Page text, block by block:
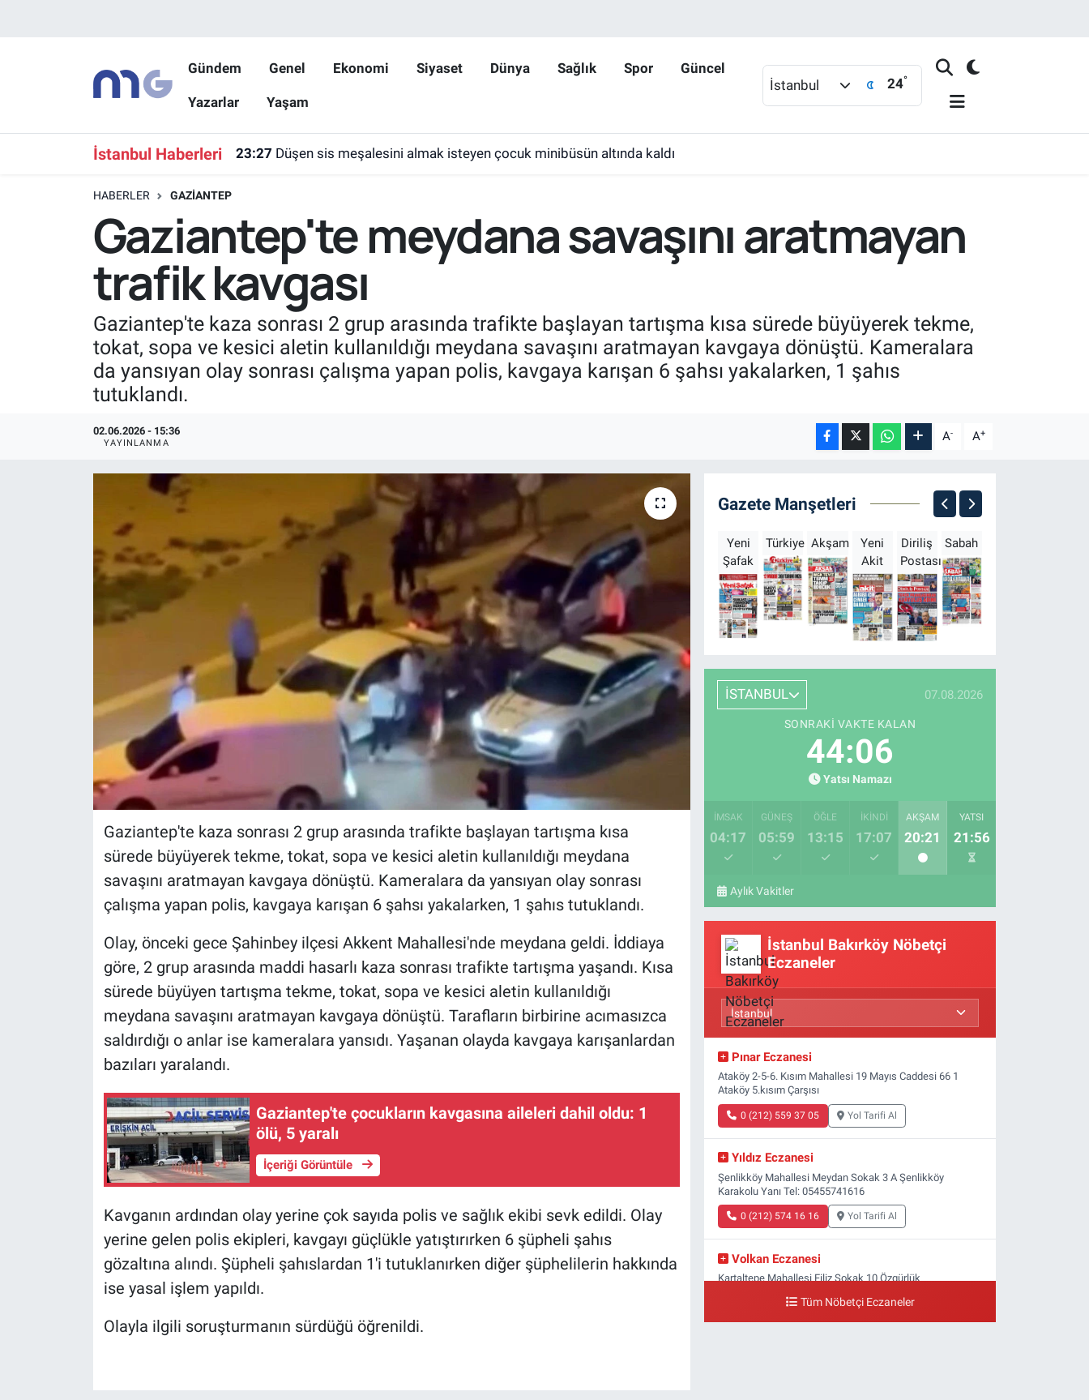
Gündem Genel Ekonomi Siyaset Dünya Sağlık Spor Güncel
Yazarlar Yaşam
İstanbul 24°
İstanbul Haberleri 23:27 Düşen sis meşalesini almak isteyen çocuk minibüsün altında kaldı
HABERLER GAZIANTEP
Gaziantep'te meydana savaşını aratmayan
trafik kavgası
Gaziantep'te kaza sonrası 2 grup arasında trafikte başlayan tartışma kısa sürede büyüyerek tekme,
tokat, sopa ve kesici aletin kullanıldığı meydana savaşını aratmayan kavgaya dönüştü. Kameralara
da yansıyan olay sonrası çalışma yapan polis, kavgaya karışan 6 şahsı yakalarken, 1 şahıs
tutuklandı.
02.06.2026 - 15:36
YAYINLANMA A- A+
Gaziantep'te kaza sonrası 2 grup arasında trafikte başlayan tartışma kısa
sürede büyüyerek tekme, tokat, sopa ve kesici aletin kullanıldığı meydana
savaşını aratmayan kavgaya dönüştü. Kameralara da yansıyan olay sonrası
çalışma yapan polis, kavgaya karışan 6 şahsı yakalarken, 1 şahıs tutuklandı.
Olay, önceki gece Şahinbey ilçesi Akkent Mahallesi'nde meydana geldi. İddiaya
göre, 2 grup arasında maddi hasarlı kaza sonrası trafikte tartışma yaşandı. Kısa
sürede büyüyen tartışma tekme, tokat, sopa ve kesici aletin kullanıldığı
meydana savaşını aratmayan kavgaya dönüştü. Tarafların birbirine acımasızca
saldırdığı o anlar ise kameralara yansıdı. Yaşanan olayda kavgaya karışanlardan
bazıları yaralandı.
Gaziantep'te çocukların kavgasına aileleri dahil oldu: 1
ölü, 5 yaralı
İçeriği Görüntüle
Kavganın ardından olay yerine çok sayıda polis ve sağlık ekibi sevk edildi. Olay
yerine gelen polis ekipleri, kavgayı güçlükle yatıştırırken 6 şüpheli şahıs
gözaltına alındı. Şüpheli şahıslardan 1'i tutuklanırken diğer şüphelilerin hakkında
ise yasal işlem yapıldı.
Olayla ilgili soruşturmanın sürdüğü öğrenildi.
Gazete Manşetleri
Yeni
Şafak
Türkiye Akşam
Yeni
Akit
Diriliş
Postası
Sabah
İSTANBUL 07.08.2026
SONRAKI VAKTE KALAN
44:05
Yatsı Namazı
İMSAK
04:17
GÜNEŞ
05:59
ÖĞLE
13:15
İKINDI
17:07
AKŞAM
20:21
YATSI
21:56
Aylık Vakitler
İstanbul Bakırköy Nöbetçi
Eczaneler
Pınar Eczanesi
Ataköy 2-5-6. Kısım Mahallesi 19 Mayıs Caddesi 66 1
Ataköy 5.kısım Çarşısı
0 (212) 559 37 05 Yol Tarifi Al
Yıldız Eczanesi
Şenlikköy Mahallesi Meydan Sokak 3 A Şenlikköy
Karakolu Yanı Tel: 05455741616
0 (212) 574 16 16 Yol Tarifi Al
Volkan Eczanesi
Kartaltepe Mahallesi Filiz Sokak 10 Özgürlük
Tüm Nöbetçi Eczaneler
Hava Durumu
İstanbul Namaz Vakitleri
Süper Lig Puan Durumu ve Fikstür
Tüm Manşetler
Haber Arşivi